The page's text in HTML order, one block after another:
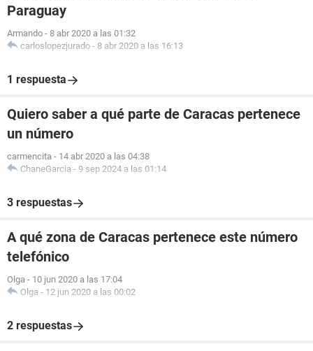
Paraguay
Armando - 8 abr 2020 a las 01:32
carloslopezjurado - 8 abr 2020 a las 16:13
1 respuesta
Quiero saber a qué parte de Caracas pertenece
un número
carmencita - 14 abr 2020 a las 04:38
ChaneGarcia - 9 sep 2024 a las 01:14
3 respuestas
A qué zona de Caracas pertenece este número
telefónico
Olga - 10 jun 2020 a las 17:04
Olga - 12 jun 2020 a las 00:02
2 respuestas